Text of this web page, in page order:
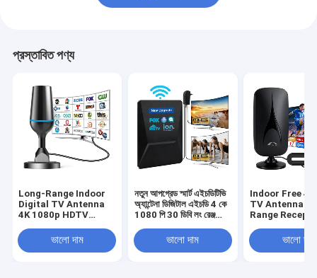
প্রস্তাবিত পণ্য
Long-Range Indoor
Digital TV Antenna
4K 1080p HDTV
Smart TVs Supports
Local Channels Made
ভালো দাম
নতুন আপগ্রেড স্মার্ট এইচডিটিভি
অ্যান্টেনা ডিজিটাল এইচডি 4 কে
1080 পি 30 ডিবি লং রেঞ্জ
আউটডোর প্লাস্টিকের এয়ারটেন
ভালো দাম
Indoor Free 4K
TV Antenna
Range
Old TVs
VHF UHF
ভালো দাম